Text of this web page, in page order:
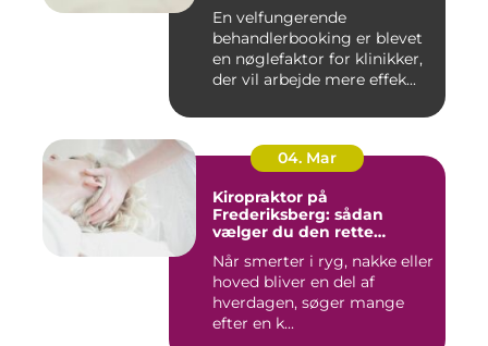
En velfungerende
behandlerbooking er blevet
en nøglefaktor for klinikker,
der vil arbejde mere effek...
04. Mar
Kiropraktor på
Frederiksberg: sådan
vælger du den rette
Når smerter i ryg, nakke eller
hoved bliver en del af
hverdagen, søger mange
efter en k...